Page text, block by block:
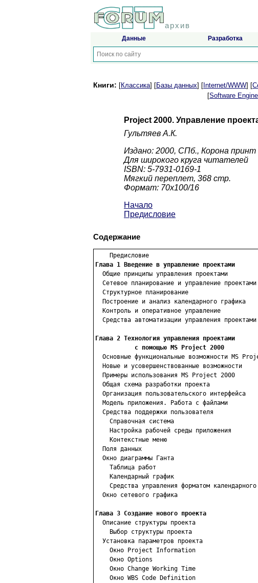
архив
Данные Разработка
Книги: [Классика] [Базы данных] [ Internet/WWW] [
[Software
Project 2000. Управление
Гультяев А.К.
Издано: 2000, СПб., Корона принт
Для широкого круга читателей
ISBN: 5-7931-0169-1
Мягкий переплет, 368 стр.
Формат: 70x100/16
Начало
Предисловие
Содержание
Глава 1 Введение в управление проектами
Общие принципы управления проектами
  Сетевое планирование и управление проектами
  Структурное планирование
  Построение и анализ календарного графика
  Контроль и оперативное управление
  Средства автоматизации управления проектами
Глава 2 Технология управления проектами
           с помощью MS Project 2000
Основные функциональные возможности MS
  Новые и усовершенствованные возможности
  Примеры использования MS Project 2000
  Общая схема разработки проекта
  Организация пользовательского интерфейса
  Модель приложения. Работа с файлами
  Средства поддержки пользователя
    Справочная система
    Настройка рабочей среды приложения
    Контекстные меню
  Поля данных
  Окно диаграммы Ганта
    Таблица работ
    Календарный график
Средства управления форматом
  Окно сетевого графика
Глава 3 Создание нового проекта
Описание структуры проекта
    Выбор структуры проекта
  Установка параметров проекта
    Окно Project Information
    Окно Options
    Окно Change Working Time
    Окно WBS Code Definition